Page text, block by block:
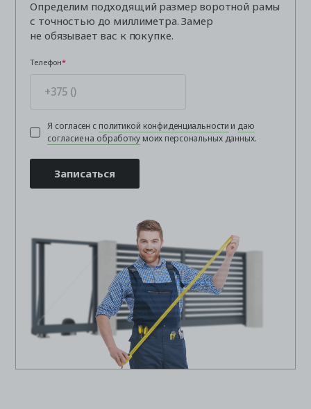
Определим подходящий размер воротной рамы
с точностью до миллиметра. Замер
не обязывает вас к покупке.
Телефон
Я согласен с политикой конфиденциальности и даю
согласие на обработкумоих персональных данных.
Записаться